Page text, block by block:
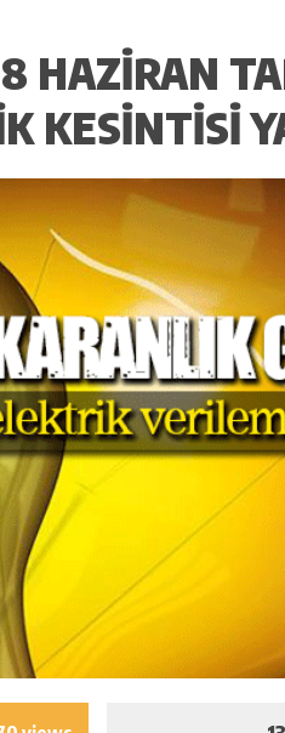
HAZIRAN
KESINTISI